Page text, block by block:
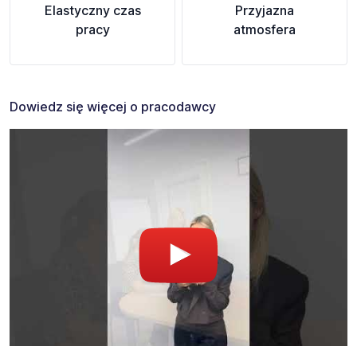
Elastyczny czas
pracy
Przyjazna
atmosfera
Dowiedz się więcej o pracodawcy